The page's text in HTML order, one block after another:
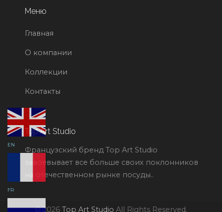
Меню
Главная
О компании
Коллекции
Контакты
Top Art Studio
Французский бренд Top Art Studio
завоевывает все больше своих поклонников
на отечественном рынке посуды..
© 2026 Top Art Studio All Rights Reserved.
EN
FR